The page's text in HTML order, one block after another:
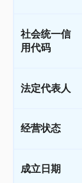
社会统一信
用代码
法定代表人
经营状态
成立日期